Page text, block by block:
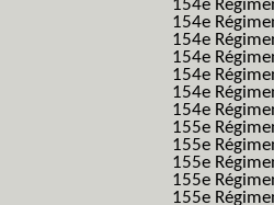
154e
154e
154e
154e
154e
154e
154e
155e
155e
155e
155e
155e